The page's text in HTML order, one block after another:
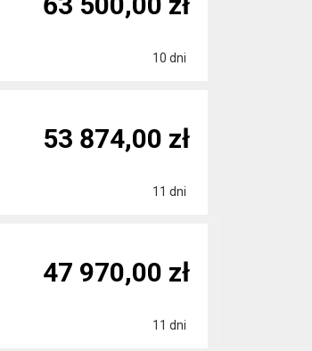
10 dni
11 dni
53 874,00 zł
11 dni
47 970,00 zł